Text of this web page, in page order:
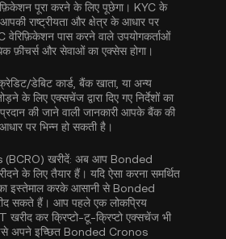
पूरा करने के लिए पूछेगा। KYC के
राष्ट्रीयता और क्षेत्र के आधार पर
पास करने वाले उपयोगकर्ताओं
फ़ीचर्स और सेवाओं का एक्सेस होगा।
डेबिट कार्ड, बैंक खाता, या अन्य
के लिए एक्सचेंज द्वारा दिए गए निर्देशों का
की जाने वाली जानकारी आपके बैंक की
पर भिन्न हो सकती है।
खरीदें: अब आप Bonded
के लिए तैयार हैं। यदि ऐसा करना समर्थित
इस्तेमाल करके आसानी से Bonded
सकते हैं। आप पहले एक लोकप्रिय
खरीद कर क्रिप्टो-टू-क्रिप्टो एक्सचेंज भी
अपने इच्छित Bonded Cronos